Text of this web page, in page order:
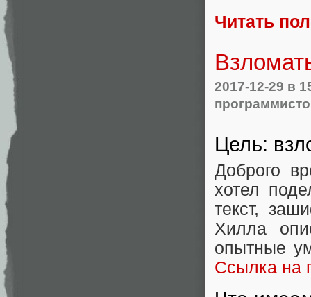
Читать
2017-12-29 в
Цель:
Доброго
хотел
текст,
Хилла
опытные
Ссылка на